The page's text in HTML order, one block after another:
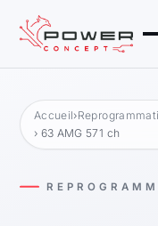
Accueil›
› 63 AMG 571 ch